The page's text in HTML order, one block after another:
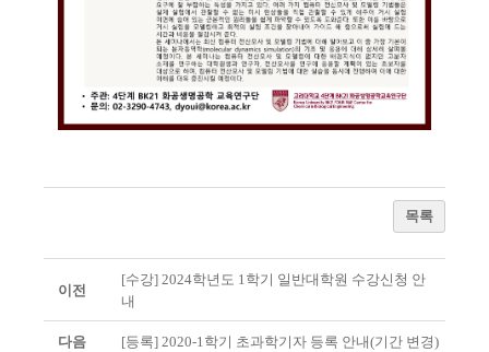
목록
이전
[수강] 2024학년도 1학기 일반대학원 수강신청 안
내
다음 [등록] 2020-1학기 초과학기자 등록 안내(기간 변경)